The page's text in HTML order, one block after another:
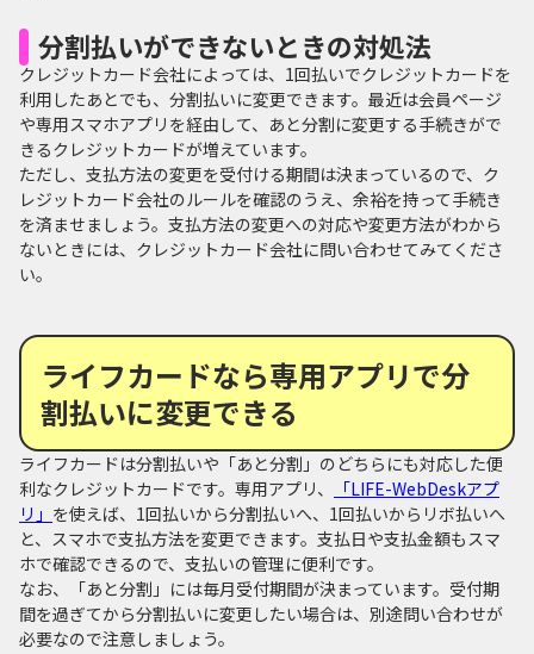
分割払いができないときの対処法
クレジットカード会社によっては、1回払いでクレジットカードを
利用したあとでも、分割払いに変更できます。最近は会員ページ
や専用スマホアプリを経由して、あと分割に変更する手続きがで
きるクレジットカードが増えています。
ただし、支払方法の変更を受付ける期間は決まっているので、ク
レジットカード会社のルールを確認のうえ、余裕を持って手続き
を済ませましょう。支払方法の変更への対応や変更方法がわから
ないときには、クレジットカード会社に問い合わせてみてくださ
い。
ライフカードなら専用アプリで分
割払いに変更できる
ライフカードは分割払いや「あと分割」のどちらにも対応した便
利なクレジットカードです。専用アプリ、
「LIFE-WebDeskアプ
リ」 を使えば、1回払いから分割払いへ、1回払いからリボ払いへ
と、スマホで支払方法を変更できます。支払日や支払金額もスマ
ホで確認できるので、支払いの管理に便利です。
なお、「あと分割」には毎月受付期間が決まっています。受付期
間を過ぎてから分割払いに変更したい場合は、別途問い合わせが
必要なので注意しましょう。